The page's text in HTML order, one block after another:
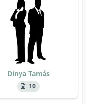
Dinya Tamás
10